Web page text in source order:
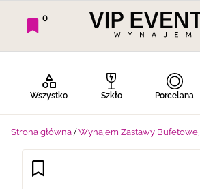
0
Wszystko Szkło Porcelana
Strona główna /Wynajem Zastawy Bufetowej